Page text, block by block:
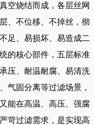
空烧结而成，各层丝网
、不位移、不掉丝，彻
足、易损坏、易造成二
的核心部件，五层标准
压、耐温耐腐、易清洗
气固分离等过滤场景，
能在高温、高压、强腐
苛过滤需求，是实现高